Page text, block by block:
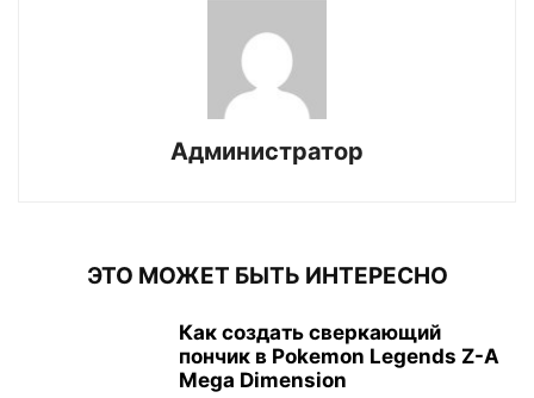
Администратор
ЭТО МОЖЕТ БЫТЬ ИНТЕРЕСНО
Как создать сверкающий
пончик в Pokemon Legends Z-A
Mega Dimension